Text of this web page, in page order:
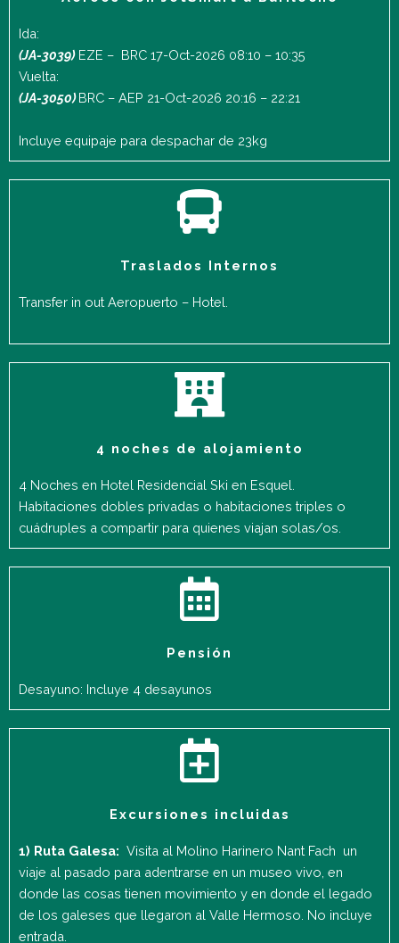
Ida:
(JA-3039)EZE – BRC 17-Oct-2026 08:10 – 10:35
Vuelta:
(JA-3050)BRC – AEP 21-Oct-2026 20:16 – 22:21
Incluye equipaje para despachar de 23kg
Traslados Internos
Transfer in out Aeropuerto – Hotel.
4 noches de alojamiento
4 Noches en Hotel Residencial Ski en Esquel.
Habitaciones dobles privadas o habitaciones triples o
cuádruples a compartir para quienes viajan solas/os.
Pensión
Desayuno: Incluye 4 desayunos
Excursiones incluidas
1) Ruta Galesa: Visita al Molino Harinero Nant Fach un
viaje al pasado para adentrarse en un museo vivo, en
donde las cosas tienen movimiento y en donde el legado
de los galeses que llegaron al Valle Hermoso. No incluye
entrada.